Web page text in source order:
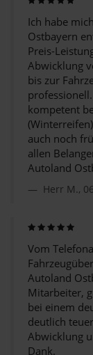
Ich habe
Ostbayern
Preis-
Abwicklung
bis zur
kompetent
auch noch
allen
Autoland
Herr M.,
Vom
Autoland
Mitarbeiter,
bei einem
deutlich
Abwicklung
Dank.